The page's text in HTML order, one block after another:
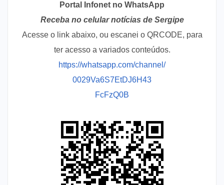
Portal Infonet no WhatsApp
Receba no celular notícias de Sergipe
Acesse o link abaixo, ou escanei o QRCODE, para
ter acesso a variados conteúdos.
https://whatsapp.com/channel/
0029Va6S7EtDJ6H43
FcFzQ0B